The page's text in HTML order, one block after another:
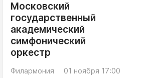
Московский
государственный
академический
симфонический
оркестр
01 ноября 17:00
Филармония